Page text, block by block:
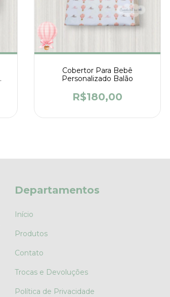
Cobertor Para Bebê
Personalizado Balão
R$180,00
Departamentos
Início
Produtos
Contato
Trocas e Devoluções
Política de Privacidade